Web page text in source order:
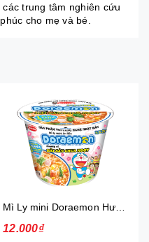
trung tâm nghiên cứu
cho mẹ và bé.
12.000₫